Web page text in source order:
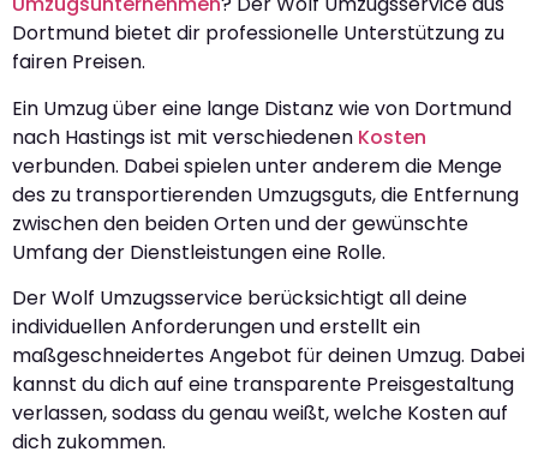
Dortmund bietet dir professionelle Unterstützung zu
fairen Preisen.
Ein Umzug über eine lange Distanz wie von Dortmund
nach Hastings ist mit verschiedenen Kosten
verbunden. Dabei spielen unter anderem die Menge
des zu transportierenden Umzugsguts, die Entfernung
zwischen den beiden Orten und der gewünschte
Umfang der Dienstleistungen eine Rolle.
Der Wolf Umzugsservice berücksichtigt all deine
individuellen Anforderungen und erstellt ein
maßgeschneidertes Angebot für deinen Umzug. Dabei
kannst du dich auf eine transparente Preisgestaltung
verlassen, sodass du genau weißt, welche Kosten auf
dich zukommen.